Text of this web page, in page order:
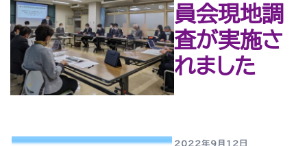
員会現地調
査が実施さ
れました
2022年9月12日